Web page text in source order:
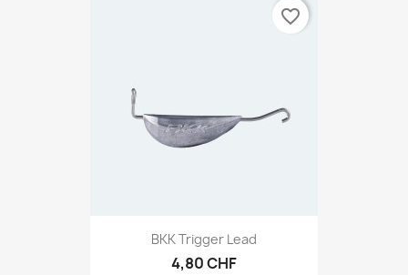
BKK Trigger Lead
4,80 CHF
favorite_border